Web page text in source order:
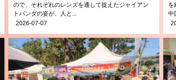
ので、それぞれのレンズを通して捉えたジャイアン
トパンダの姿が、人と...
2026-07-07
を
中